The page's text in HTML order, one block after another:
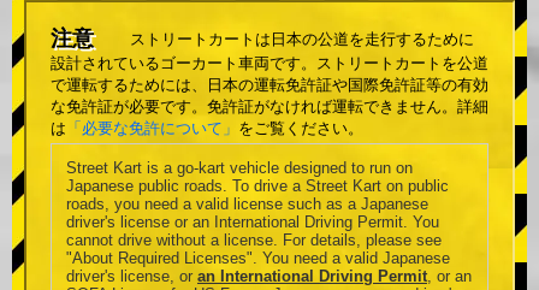
注意
ストリートカートは日本の公道を走行するために
設計されているゴーカート車両です。ストリートカートを公道
で運転するためには、日本の運転免許証や国際免許証等の有効
な免許証が必要です。免許証がなければ運転できません。詳細
は 「必要な免許について」 をご覧ください。
Street Kart is a go-kart vehicle designed to run on
Japanese public roads. To drive a Street Kart on public
roads, you need a valid license such as a Japanese
driver's license or an International Driving Permit. You
cannot drive without a license. For details, please see
"About Required Licenses". You need a valid Japanese
driver's license, or an International Driving Permit, or an